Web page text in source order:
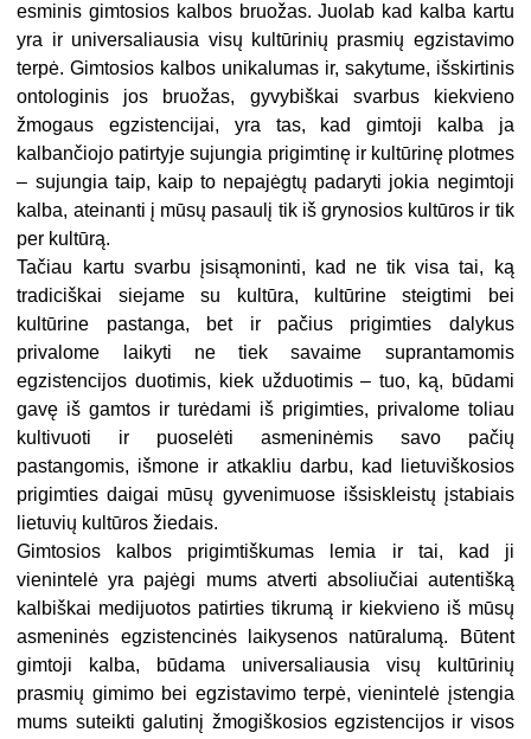
esminis gimtosios kalbos bruožas. Juolab kad kalba kartu
yra ir universaliausia visų kultūrinių prasmių egzistavimo
terpė. Gimtosios kalbos unikalumas ir, sakytume, išskirtinis
ontologinis jos bruožas, gyvybiškai svarbus kiekvieno
žmogaus egzistencijai, yra tas, kad gimtoji kalba ja
kalbančiojo patirtyje sujungia prigimtinę ir kultūrinę plotmes
– sujungia taip, kaip to nepajėgtų padaryti jokia negimtoji
kalba, ateinanti į mūsų pasaulį tik iš grynosios kultūros ir tik
per kultūrą.
Tačiau kartu svarbu įsisąmoninti, kad ne tik visa tai, ką
tradiciškai siejame su kultūra, kultūrine steigtimi bei
kultūrine pastanga, bet ir pačius prigimties dalykus
privalome laikyti ne tiek savaime suprantamomis
egzistencijos duotimis, kiek užduotimis – tuo, ką, būdami
gavę iš gamtos ir turėdami iš prigimties, privalome toliau
kultivuoti ir puoselėti asmeninėmis savo pačių
pastangomis, išmone ir atkakliu darbu, kad lietuviškosios
prigimties daigai mūsų gyvenimuose išsiskleistų įstabiais
lietuvių kultūros žiedais.
Gimtosios kalbos prigimtiškumas lemia ir tai, kad ji
vienintelė yra pajėgi mums atverti absoliučiai autentišką
kalbiškai medijuotos patirties tikrumą ir kiekvieno iš mūsų
asmeninės egzistencinės laikysenos natūralumą. Būtent
gimtoji kalba, būdama universaliausia visų kultūrinių
prasmių gimimo bei egzistavimo terpė, vienintelė įstengia
mums suteikti galutinį žmogiškosios egzistencijos ir visos